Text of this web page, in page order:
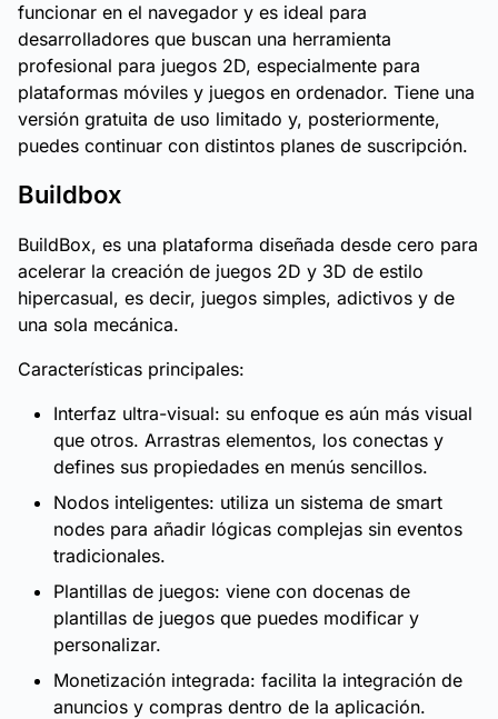
funcionar en el navegador y es ideal para
desarrolladores que buscan una herramienta
profesional para juegos 2D, especialmente para
plataformas móviles y juegos en ordenador. Tiene una
versión gratuita de uso limitado y, posteriormente,
puedes continuar con distintos planes de suscripción.
Buildbox
BuildBox, es una plataforma diseñada desde cero para
acelerar la creación de juegos 2D y 3D de estilo
hipercasual, es decir, juegos simples, adictivos y de
una sola mecánica.
Características principales:
Interfaz ultra-visual: su enfoque es aún más visual
que otros. Arrastras elementos, los conectas y
defines sus propiedades en menús sencillos.
Nodos inteligentes: utiliza un sistema de smart
nodes para añadir lógicas complejas sin eventos
tradicionales.
Plantillas de juegos: viene con docenas de
plantillas de juegos que puedes modificar y
personalizar.
Monetización integrada: facilita la integración de
anuncios y compras dentro de la aplicación.